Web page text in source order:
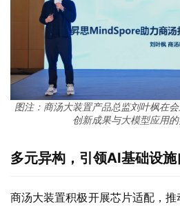
图注：商汤大装置产品总监刘叶枫在
创新成果与大模型应用
多元异构，引领AI基础设
商汤大装置积极开展芯片适配，